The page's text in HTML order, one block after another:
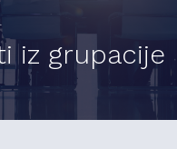
iz grupacije